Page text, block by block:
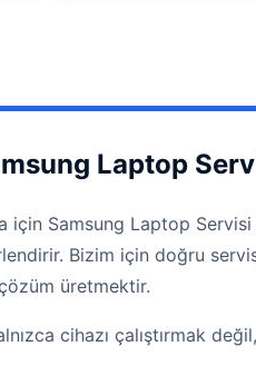
Laptop
için Samsung Laptop
Bizim için doğru
üretmektir.
cihazı çalıştırmak